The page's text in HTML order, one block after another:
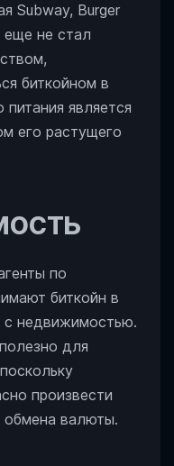
Subway, Burger
еще не стал
биткойном в
является
его растущего
по
биткойн в
с недвижимостью.
для
произвести
обмена валюты.